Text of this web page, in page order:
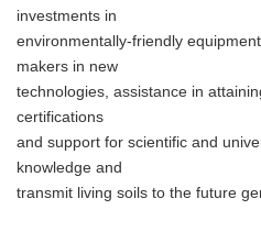
investments in
environmentally-friendly
makers in new
technologies, assistance in
certifications
and support for scientific and
knowledge and
transmit living soils to the future